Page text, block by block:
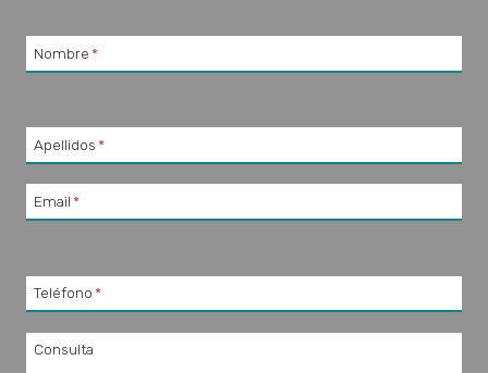
Nombre *
Apellidos *
Email *
Teléfono *
Consulta